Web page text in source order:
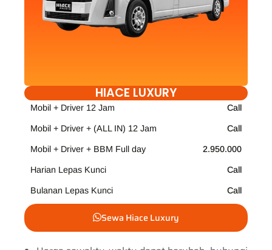
HIACE LUXURY
Mobil + Driver 12 Jam Call
Mobil + Driver + (ALL IN) 12 Jam Call
Mobil + Driver + BBM Full day 2.950.000
Harian Lepas Kunci Call
Bulanan Lepas Kunci Call
Sewa Hiace Luxury